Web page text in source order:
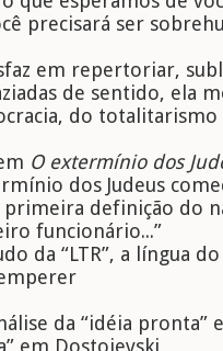
precisará ser
em repertoriar,
de sentido, ela
do totalitarismo
O extermínio dos
dos Judeus
primeira definição do
funcionário...”
da “LTR”, a língua
da “idéia pronta”